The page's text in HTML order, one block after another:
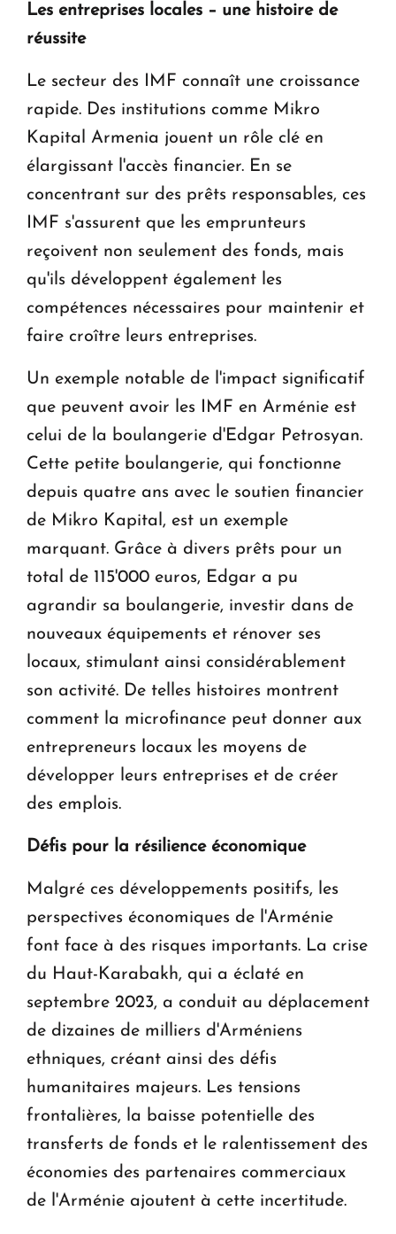
Les entreprises locales – une histoire de
réussite
Le secteur des IMF connaît une croissance
rapide. Des institutions comme Mikro
Kapital Armenia jouent un rôle clé en
élargissant l'accès financier. En se
concentrant sur des prêts responsables, ces
IMF s'assurent que les emprunteurs
reçoivent non seulement des fonds, mais
qu'ils développent également les
compétences nécessaires pour maintenir et
faire croître leurs entreprises.
Un exemple notable de l'impact significatif
que peuvent avoir les IMF en Arménie est
celui de la boulangerie d'Edgar Petrosyan.
Cette petite boulangerie, qui fonctionne
depuis quatre ans avec le soutien financier
de Mikro Kapital, est un exemple
marquant. Grâce à divers prêts pour un
total de 115'000 euros, Edgar a pu
agrandir sa boulangerie, investir dans de
nouveaux équipements et rénover ses
locaux, stimulant ainsi considérablement
son activité. De telles histoires montrent
comment la microfinance peut donner aux
entrepreneurs locaux les moyens de
développer leurs entreprises et de créer
des emplois.
Défis pour la résilience économique
Malgré ces développements positifs, les
perspectives économiques de l'Arménie
font face à des risques importants. La crise
du Haut-Karabakh, qui a éclaté en
septembre 2023, a conduit au déplacement
de dizaines de milliers d'Arméniens
ethniques, créant ainsi des défis
humanitaires majeurs. Les tensions
frontalières, la baisse potentielle des
transferts de fonds et le ralentissement des
économies des partenaires commerciaux
de l'Arménie ajoutent à cette incertitude.